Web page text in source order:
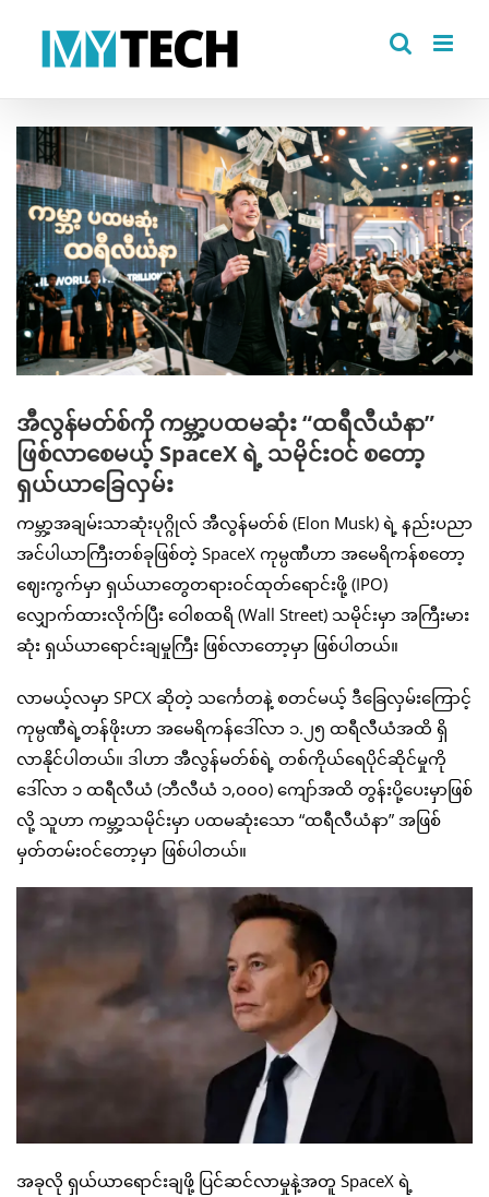
View
Larger
Image
အီလွန်မတ်စ်ကို ကမ္ဘာ့ပထမဆုံး “ထရီလီယံနာ”
ဖြစ်လာစေမယ့် SpaceX ရဲ့ သမိုင်းဝင် စတော့
ရှယ်ယာခြေလှမ်း
ကမ္ဘာ့အချမ်းသာဆုံးပုဂ္ဂိုလ် အီလွန်မတ်စ် (Elon Musk) ရဲ့ နည်းပညာ
အင်ပါယာကြီးတစ်ခုဖြစ်တဲ့ SpaceX ကုမ္ပဏီဟာ အမေရိကန်စတော့
ဈေးကွက်မှာ ရှယ်ယာတွေတရားဝင်ထုတ်ရောင်းဖို့ (IPO)
လျှောက်ထားလိုက်ပြီး ဝေါစထရိ (Wall Street) သမိုင်းမှာ အကြီးမား
ဆုံး ရှယ်ယာရောင်းချမှုကြီး ဖြစ်လာတော့မှာ ဖြစ်ပါတယ်။
လာမယ့်လမှာ SPCX ဆိုတဲ့ သင်္ကေတနဲ့ စတင်မယ့် ဒီခြေလှမ်းကြောင့်
ကုမ္ပဏီရဲ့တန်ဖိုးဟာ အမေရိကန်ဒေါ်လာ ၁.၂၅ ထရီလီယံအထိ ရှိ
လာနိုင်ပါတယ်။ ဒါဟာ အီလွန်မတ်စ်ရဲ့ တစ်ကိုယ်ရေပိုင်ဆိုင်မှုကို
ဒေါ်လာ ၁ ထရီလီယံ (ဘီလီယံ ၁,၀၀၀) ကျော်အထိ တွန်းပို့ပေးမှာဖြစ်
လို့ သူဟာ ကမ္ဘာ့သမိုင်းမှာ ပထမဆုံးသော “ထရီလီယံနာ” အဖြစ်
မှတ်တမ်းဝင်တော့မှာ ဖြစ်ပါတယ်။
အခုလို ရှယ်ယာရောင်းချဖို့ ပြင်ဆင်လာမှုနဲ့အတူ SpaceX ရဲ့